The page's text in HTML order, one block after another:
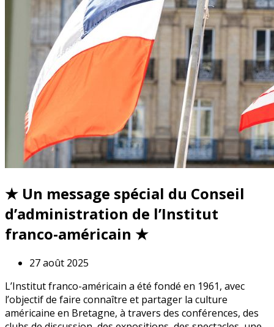
★ Un message spécial du Conseil
d’administration de l’Institut
franco-américain ★
27 août 2025
L’Institut franco-américain a été fondé en 1961, avec
l’objectif de faire connaître et partager la culture
américaine en Bretagne, à travers des conférences, des